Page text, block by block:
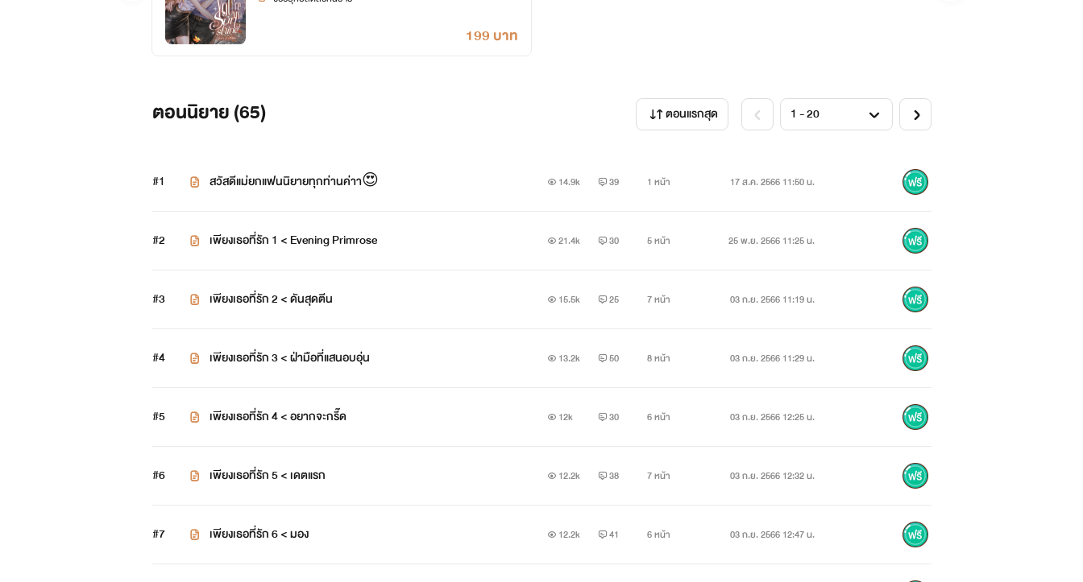
199 บาท
ตอนนิยาย (65) ตอนแรกสุด
#1 สวัสดีแม่ยกแฟนนิยายทุกท่านค่าา😍 14.9k 39 1 หน้า 17 ส.ค. 2566 11:50 น.
#2 เพียงเธอที่รัก 1 < Evening Primrose 21.4k 30 5 หน้า 25 พ.ย. 2566 11:25 น.
#3 เพียงเธอที่รัก 2 < ดันสุดตีน 15.5k 25 7 หน้า 03 ก.ย. 2566 11:19 น.
#4 เพียงเธอที่รัก 3 < ฝ่ามือที่แสนอบอุ่น 13.2k 50 8 หน้า 03 ก.ย. 2566 11:29 น.
#5 เพียงเธอที่รัก 4 < อยากจะกรี๊ด 12k 30 6 หน้า 03 ก.ย. 2566 12:25 น.
#6 เพียงเธอที่รัก 5 < เดตแรก 12.2k 38 7 หน้า 03 ก.ย. 2566 12:32 น.
#7 เพียงเธอที่รัก 6 < มอง 12.2k 41 6 หน้า 03 ก.ย. 2566 12:47 น.